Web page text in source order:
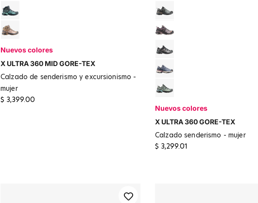
Turbulence / Carbon
Burro / Shadow Gray / Pecan Brown
Nuevos colores
X ULTRA 360 MID GORE-TEX
calzado de senderismo y excursionismo -
mujer
$ 3,399.00
Sedona Sage / Urban Chic
Rosa
Black / Plum Kitten
Spellbound / Grisaille /
Sedona Sage / Black
Nuevos colores
X ULTRA 360 GORE-TEX
calzado senderismo - mujer
$ 3,299.01